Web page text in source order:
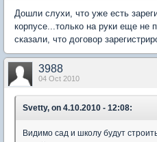
Дошли слухи, что уже есть
корпусе...только на руки еще не
сказали, что договор
3988
04 Oct 2010
Svetty, on 4.10.2010 - 12:08:
Видимо сад и школу будут